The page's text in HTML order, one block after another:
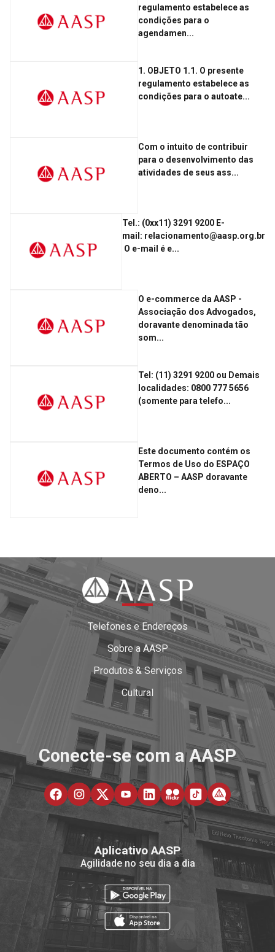
regulamento estabelece as
condições para o
agendamen...
1. OBJETO 1.1. O presente
regulamento estabelece as
condições para o autoate...
Com o intuito de contribuir
para o desenvolvimento das
atividades de seus ass...
Tel.: (0xx11) 3291 9200 E-
mail: relacionamento@aasp.org.br
­ㅤ­ O e-mail é e...
O e-commerce da AASP -
Associação dos Advogados,
doravante denominada tão
som...
Tel: (11) 3291 9200 ou Demais
localidades: 0800 777 5656
(somente para telefo...
Este documento contém os
Termos de Uso do ESPAÇO
ABERTO – AASP doravante
deno...
Telefones e Endereços
Sobre a AASP
Produtos & Serviços
Cultural
Conecte-se com a AASP
Aplicativo AASP
Agilidade no seu dia a dia